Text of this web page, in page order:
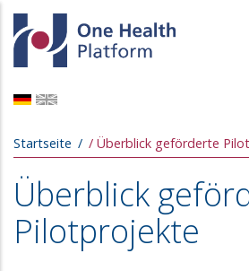
Direkt zum Inhalt
Pfadnavigation
Startseite Überblick geförderte
Überblick
Pilotprojekte